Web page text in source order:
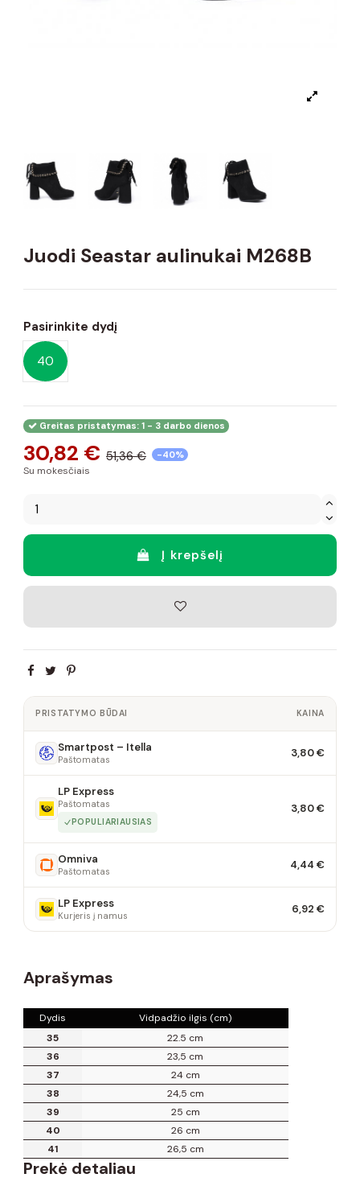
Juodi Seastar aulinukai M268B
Pasirinkite dydį
40
Greitas pristatymas: 1 - 3 darbo dienos
30,82 € 51,36 € -40%
Su mokesčiais
Į krepšelį
PRISTATYMO BŪDAI KAINA
Smartpost – Itella
Paštomatas 3,80 €
LP Express
Paštomatas
POPULIARIAUSIAS
3,80 €
Omniva
Paštomatas 4,44 €
LP Express
Kurjeris į namus 6,92 €
Aprašymas
Dydis
Vidpadžio ilgis (cm)
35
22.5 cm
36
23,5 cm
37
24 cm
38
24,5 cm
39
25 cm
40
26 cm
41
26,5 cm
Prekė detaliau